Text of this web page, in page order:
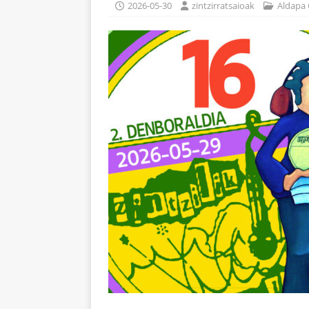
2026-05-30 zintzirratsaioak Aldapa